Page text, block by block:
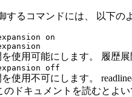
するコマンドには、 以下の
on
使用可能にします。 履歴
off
を使用不可にします。
のドキュメントを読むとよい